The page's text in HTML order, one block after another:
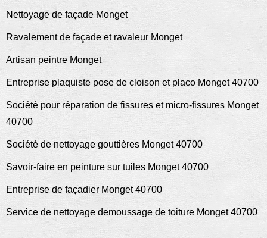
Nettoyage de façade Monget
Ravalement de façade et ravaleur Monget
Artisan peintre Monget
Entreprise plaquiste pose de cloison et placo Monget 40700
Société pour réparation de fissures et micro-fissures Monget
40700
Société de nettoyage gouttières Monget 40700
Savoir-faire en peinture sur tuiles Monget 40700
Entreprise de façadier Monget 40700
Service de nettoyage demoussage de toiture Monget 40700